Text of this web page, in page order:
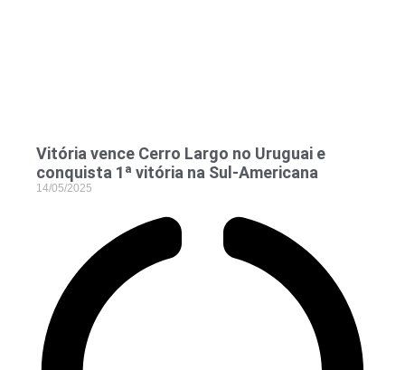
Vitória vence Cerro Largo no Uruguai e
conquista 1ª vitória na Sul-Americana
14/05/2025